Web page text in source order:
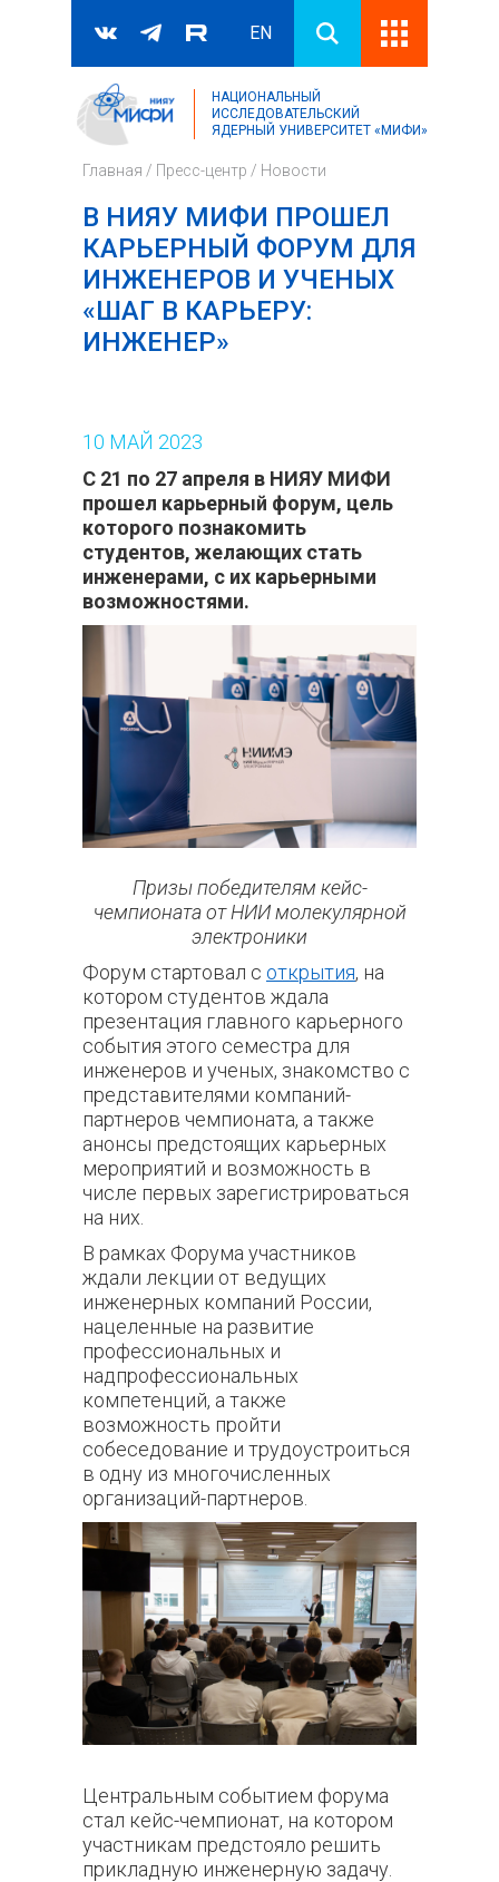
Форма поиска
Поиск
EN
НАЦИОНАЛЬНЫЙ
ИССЛЕДОВАТЕЛЬСКИЙ
ЯДЕРНЫЙ УНИВЕРСИТЕТ «МИФИ»
Главная / Пресс-центр / Новости
В НИЯУ МИФИ ПРОШЕЛ
КАРЬЕРНЫЙ ФОРУМ ДЛЯ
ИНЖЕНЕРОВ И УЧЕНЫХ
«ШАГ В КАРЬЕРУ:
ИНЖЕНЕР»
10 МАЙ 2023
С 21 по 27 апреля в НИЯУ МИФИ
прошел карьерный форум, цель
которого познакомить
студентов, желающих стать
инженерами, с их карьерными
возможностями.
Призы победителям кейс-
чемпионата от НИИ молекулярной
электроники
Форум стартовал с открытия, на
котором студентов ждала
презентация главного карьерного
события этого семестра для
инженеров и ученых, знакомство с
представителями компаний-
партнеров чемпионата, а также
анонсы предстоящих карьерных
мероприятий и возможность в
числе первых зарегистрироваться
на них.
В рамках Форума участников
ждали лекции от ведущих
инженерных компаний России,
нацеленные на развитие
профессиональных и
надпрофессиональных
компетенций, а также
возможность пройти
собеседование и трудоустроиться
в одну из многочисленных
организаций-партнеров.
Центральным событием форума
стал кейс-чемпионат, на котором
участникам предстояло решить
прикладную инженерную задачу.